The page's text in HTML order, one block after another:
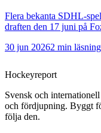
Flera bekanta SDHL-
draften den 17 juni på
30 jun 20262 min läsning
Hockeyreport
Svensk och
och fördjupning. Byggt
följa den.